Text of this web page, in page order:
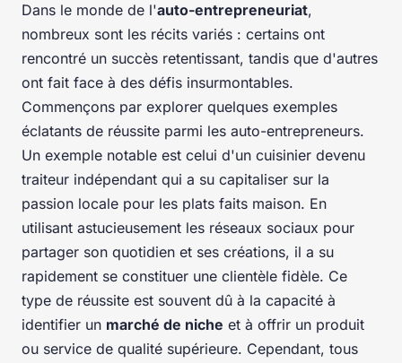
Dans le monde de l'auto-entrepreneuriat,
nombreux sont les récits variés : certains ont
rencontré un succès retentissant, tandis que d'autres
ont fait face à des défis insurmontables.
Commençons par explorer quelques exemples
éclatants de réussite parmi les auto-entrepreneurs.
Un exemple notable est celui d'un cuisinier devenu
traiteur indépendant qui a su capitaliser sur la
passion locale pour les plats faits maison. En
utilisant astucieusement les réseaux sociaux pour
partager son quotidien et ses créations, il a su
rapidement se constituer une clientèle fidèle. Ce
type de réussite est souvent dû à la capacité à
identifier un marché de niche et à offrir un produit
ou service de qualité supérieure. Cependant, tous